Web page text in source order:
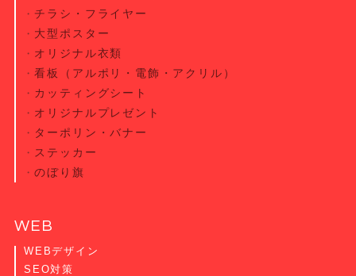
チラシ・ フライヤー
大型ポスター
オリジナル衣類
看板（アルポリ・電飾・アクリル）
カッティングシート
オリジナルプレゼント
ターポリン・バナー
ステッカー
のぼり旗
WEB
WEBデザイン
SEO対策